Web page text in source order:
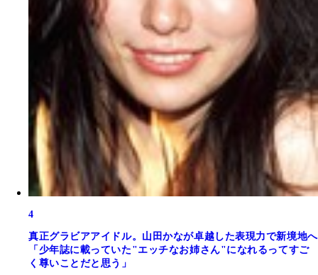
4
真正グラビアアイドル。山田かなが卓越した表現力で新境地へ
「少年誌に載っていた"エッチなお姉さん"になれるってすご
く尊いことだと思う」